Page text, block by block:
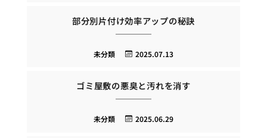
部分別片付け効率アップの秘訣
2025.07.13
未分類
ゴミ屋敷の悪臭と汚れを消す
2025.06.29
未分類